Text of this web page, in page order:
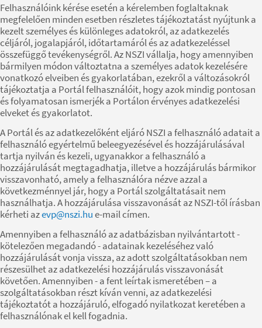
Felhasználóink kérése esetén a kérelemben foglaltaknak
megfelelően minden esetben részletes tájékoztatást nyújtunk a
kezelt személyes és különleges adatokról, az adatkezelés
céljáról, jogalapjáról, időtartamáról és az adatkezeléssel
összefüggő tevékenységről. Az NSZI vállalja, hogy amennyiben
bármilyen módon változtatna a személyes adatok kezelésére
vonatkozó elveiben és gyakorlatában, ezekről a változásokról
tájékoztatja a Portál felhasználóit, hogy azok mindig pontosan
és folyamatosan ismerjék a Portálon érvényes adatkezelési
elveket és gyakorlatot.
A Portál és az adatkezelőként eljáró NSZI a felhasználó adatait a
felhasználó egyértelmű beleegyezésével és hozzájárulásával
tartja nyilván és kezeli, ugyanakkor a felhasználó a
hozzájárulását megtagadhatja, illetve a hozzájárulás bármikor
visszavonható, amely a felhasználóra nézve azzal a
következménnyel jár, hogy a Portál szolgáltatásait nem
használhatja. A hozzájárulása visszavonását az NSZI-től írásban
kérheti azevp@nszi.hue-mail címen.
Amennyiben a felhasználó az adatbázisban nyilvántartott -
kötelezően megadandó - adatainak kezeléséhez való
hozzájárulását vonja vissza, az adott szolgáltatásokban nem
részesülhet az adatkezelési hozzájárulás visszavonását
követően. Amennyiben - a fent leírtak ismeretében – a
szolgáltatásokban részt kíván venni, az adatkezelési
tájékoztatót a hozzájáruló, elfogadó nyilatkozat keretében a
felhasználónak el kell fogadnia.